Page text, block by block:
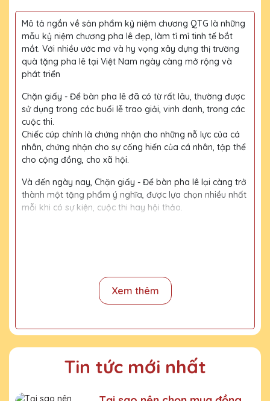
Mô tả ngắn về sản phẩm kỷ niệm chương QTG là những
mẫu kỷ niệm chương pha lê đẹp, làm tỉ mỉ tinh tế bắt
mắt. Với nhiều ước mơ và hy vọng xây dựng thị trường
quà tặng pha lê tại Việt Nam ngày càng mở rộng và
phát triển
Chặn giấy - Để bàn pha lê đã có từ rất lâu, thường được
sử dụng trong các buổi lễ trao giải, vinh danh, trong các
cuộc thi.
Chiếc cúp chính là chứng nhận cho những nỗ lực của cá
nhân, chứng nhận cho sự cống hiến của cá nhân, tập thể
cho cộng đồng, cho xã hội.
Và đến ngày nay, Chặn giấy - Để bàn pha lê lại càng trở
thành một tặng phẩm ý nghĩa, được lựa chọn nhiều nhất
mỗi khi có sự kiện, cuộc thi hay hội thảo.
Quy trình sản xuất
Gửi bản vẽ, báo giá khách duyệt
Xem thêm
Tin tức mới nhất